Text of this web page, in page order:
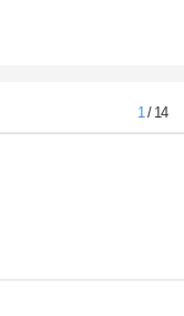
1/ 14